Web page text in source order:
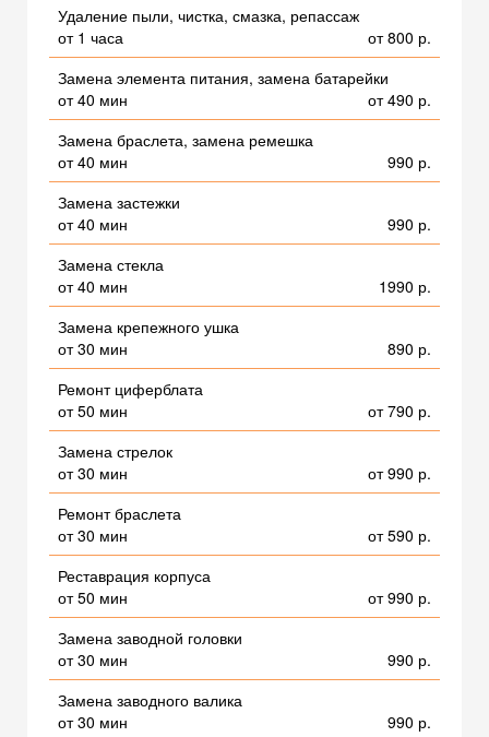
Удаление пыли, чистка, смазка, репассаж
от 1 часа
от 800 р.
Замена элемента питания, замена батарейки
от 40 мин
от 490 р.
Замена браслета, замена ремешка
от 40 мин
990 р.
Замена застежки
от 40 мин
990 р.
Замена стекла
от 40 мин
1990 р.
Замена крепежного ушка
от 30 мин
890 р.
Ремонт циферблата
от 50 мин
от 790 р.
Замена стрелок
от 30 мин
от 990 р.
Ремонт браслета
от 30 мин
от 590 р.
Реставрация корпуса
от 50 мин
от 990 р.
Замена заводной головки
от 30 мин
990 р.
Замена заводного валика
от 30 мин
990 р.